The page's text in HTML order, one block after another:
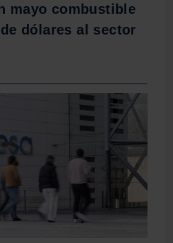
mayo combustible
dólares al sector